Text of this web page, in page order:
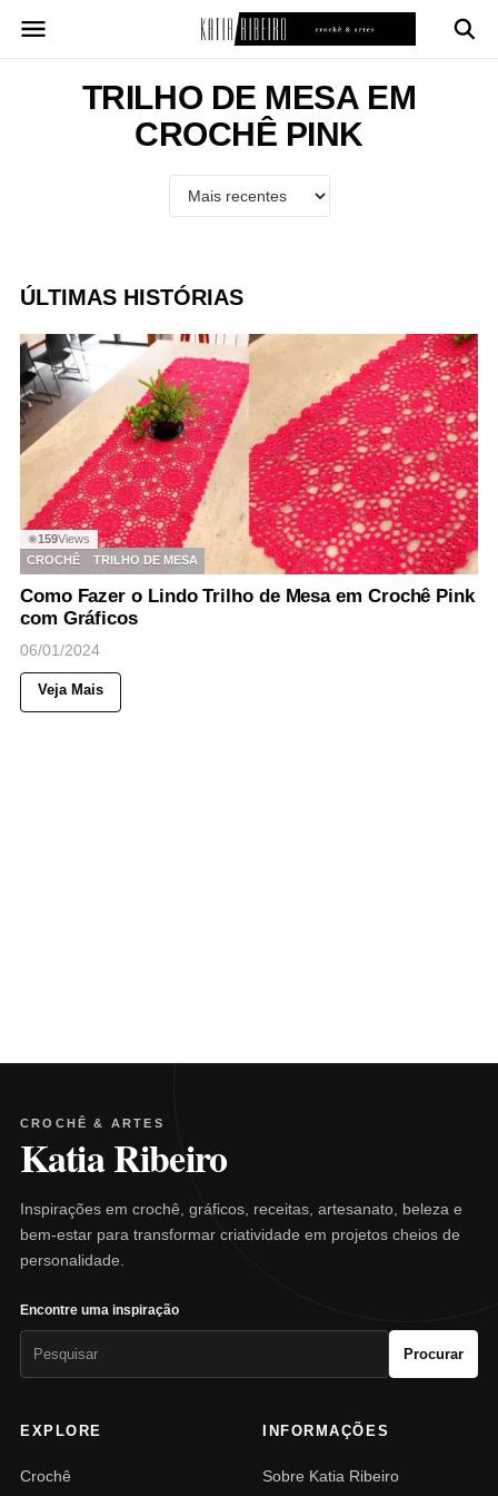
para
TRILHO DE MESA EM
CROCHÊ PINK
ÚLTIMAS HISTÓRIAS
◉159Views
CROCHÊ
TRILHO DE MESA
Como Fazer o Lindo Trilho de Mesa em Crochê Pink
com Gráficos
06/01/2024
Veja Mais
CROCHÊ & ARTES
Katia Ribeiro
Inspirações em crochê, gráficos, receitas, artesanato, beleza e
bem-estar para transformar criatividade em projetos cheios de
personalidade.
Encontre uma inspiração
Procurar
EXPLORE
Crochê
INFORMAÇÕES
Sobre Katia Ribeiro